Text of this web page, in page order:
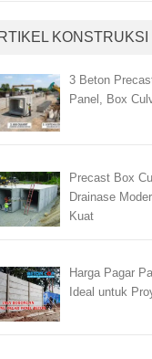
KONSTRUKSI
3 Beton
Panel, Box
Precast Box
Drainase
Kuat
Harga Pagar
Ideal untuk